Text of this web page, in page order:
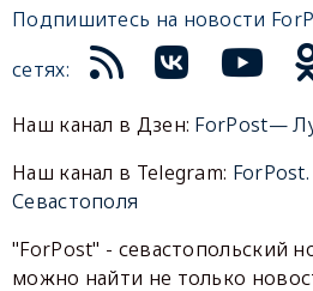
Подпишитесь на новости
сетях:
Наш канал в Дзен: ForPost—
Наш канал в Telegram:
Севастополя
"ForPost" - севастопольский
можно найти не только